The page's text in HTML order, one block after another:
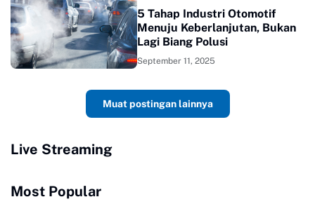
5 Tahap Industri Otomotif
Menuju Keberlanjutan, Bukan
Lagi Biang Polusi
September 11, 2025
Muat postingan lainnya
Live Streaming
Most Popular